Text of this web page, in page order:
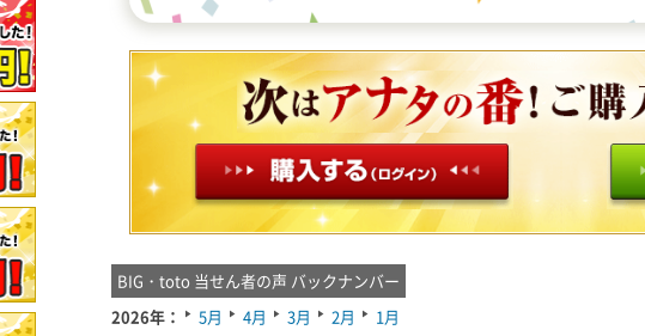
BIG・toto 当せん者の声 バックナンバー
2026年：
5月 4月 3月 2月
1月